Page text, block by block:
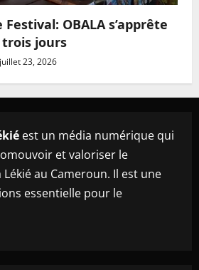
OBALA s’apprête
jours
juillet 23, 2026
est un média numérique qui
et valoriser le
au Cameroun. Il est une
essentielle pour le